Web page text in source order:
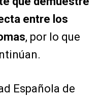
entre los
, por lo que
Española de